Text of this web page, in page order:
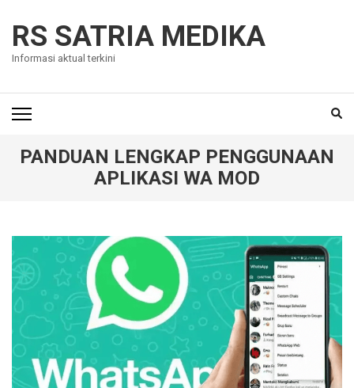
content
(Press
RS SATRIA MEDIKA
Informasi aktual terkini
PANDUAN LENGKAP PENGGUNAAN
APLIKASI WA MOD